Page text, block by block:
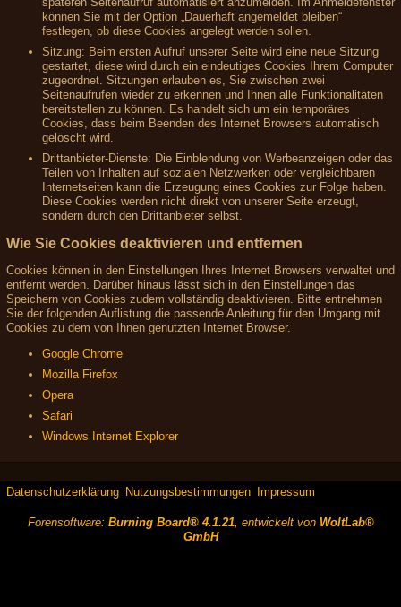
können Sie mit der Option „Dauerhaft angemeldet bleiben“
festlegen, ob diese Cookies angelegt werden sollen.
Sitzung: Beim ersten Aufruf unserer Seite wird eine neue Sitzung
gestartet, diese wird durch ein eindeutiges Cookies Ihrem Computer
zugeordnet. Sitzungen erlauben es, Sie zwischen zwei
Seitenaufrufen wieder zu erkennen und Ihnen alle Funktionalitäten
bereitstellen zu können. Es handelt sich um ein temporäres
Cookies, dass beim Beenden des Internet Browsers automatisch
gelöscht wird.
Drittanbieter-Dienste: Die Einblendung von Werbeanzeigen oder das
Teilen von Inhalten auf sozialen Netzwerken oder vergleichbaren
Internetseiten kann die Erzeugung eines Cookies zur Folge haben.
Diese Cookies werden nicht direkt von unserer Seite erzeugt,
sondern durch den Drittanbieter selbst.
Wie Sie Cookies deaktivieren und entfernen
Cookies können in den Einstellungen Ihres Internet Browsers verwaltet und
entfernt werden. Darüber hinaus lässt sich in den Einstellungen das
Speichern von Cookies zudem vollständig deaktivieren. Bitte entnehmen
Sie der folgenden Auflistung die passende Anleitung für den Umgang mit
Cookies zu dem von Ihnen genutzten Internet Browser.
Google Chrome
Mozilla Firefox
Opera
Safari
Windows Internet Explorer
Datenschutzerklärung Nutzungsbestimmungen Impressum
Forensoftware: Burning Board® 4.1.21, entwickelt von WoltLab®
GmbH